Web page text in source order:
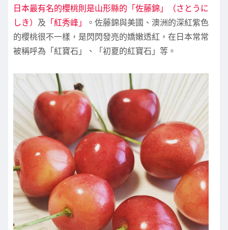
日本最有名的櫻桃則是山形縣的「佐藤錦」（さとうに
しき）
及 「紅秀峰」
。佐藤錦與美國、澳洲的深紅紫色
的櫻桃很不一樣，是閃閃發亮的嬌嫩透紅，在日本常常
被稱呼為「紅寶石」、「初夏的紅寶石」等。